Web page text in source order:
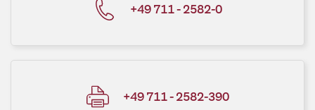
+49 711 - 2582-0
+49 711 - 2582-390